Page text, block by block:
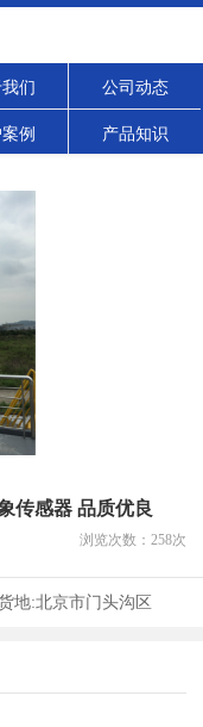
们 公司动态
例 产品知识
传感器 品质优良
浏览次数： 258次
地:北京市门头沟区